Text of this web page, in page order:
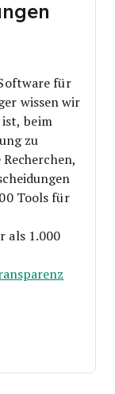
für
wissen wir
beim
zu
Tools für
als 1.000